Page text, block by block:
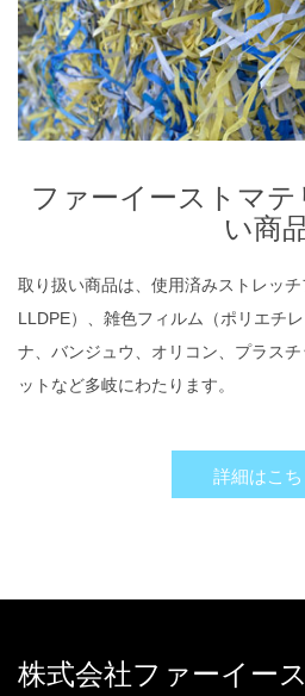
ファーイーストマ
い商
取り扱い商品は、使用済みストレッチ
LLDPE）、雑色フィルム（ポリエチ
ナ、バンジュウ、オリコン、プラス
ットなど多岐にわたります。
詳細はこち
株式会社ファーイー